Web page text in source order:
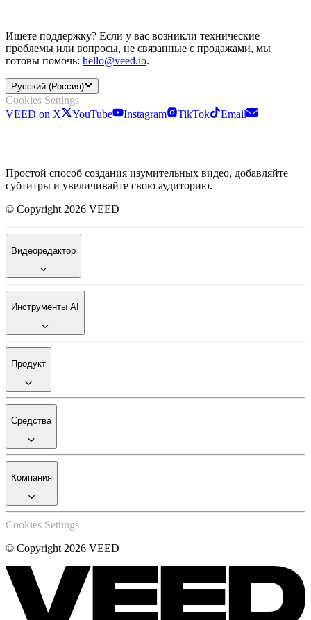
Ищете поддержку? Если у вас возникли технические
проблемы или вопросы, не связанные с продажами, мы
готовы помочь: hello@veed.io.
Русский (Россия)
Cookies Settings
VEED on X
YouTube Instagram TikTok Email
Простой способ создания изумительных видео, добавляйте
субтитры и увеличивайте свою аудиторию.
© Copyright 2026 VEED
Видеоредактор
Инструменты AI
Продукт
Средства
Компания
Cookies Settings
© Copyright 2026 VEED